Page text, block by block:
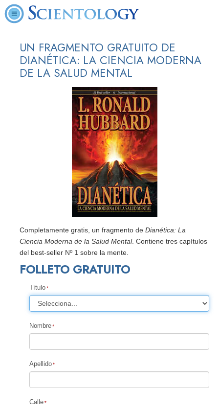
UN FRAGMENTO GRATUITO DE
DIANÉTICA: LA CIENCIA MODERNA
DE LA SALUD MENTAL
Completamente gratis, un fragmento de Dianética: La
Ciencia Moderna de la Salud Mental. Contiene tres capítulos
del best-seller Nº 1 sobre la mente.
FOLLETO GRATUITO
Título
Nombre
Apellido
Calle